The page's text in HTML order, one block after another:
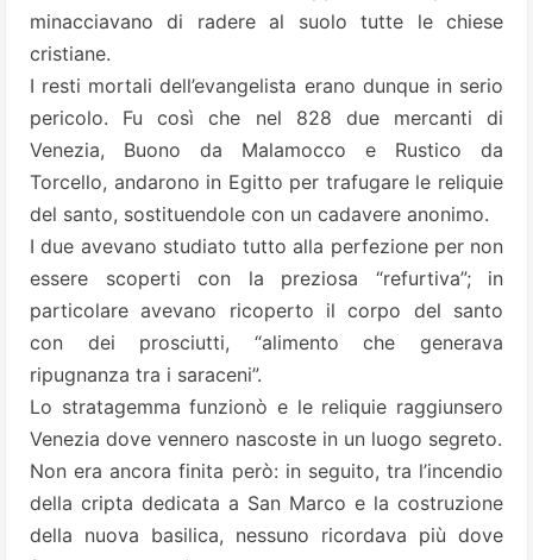
minacciavano di radere al suolo tutte le chiese
cristiane.
I resti mortali dell’evangelista erano dunque in serio
pericolo. Fu così che nel 828 due mercanti di
Venezia, Buono da Malamocco e Rustico da
Torcello, andarono in Egitto per trafugare le reliquie
del santo, sostituendole con un cadavere anonimo.
I due avevano studiato tutto alla perfezione per non
essere scoperti con la preziosa “refurtiva”; in
particolare avevano ricoperto il corpo del santo
con dei prosciutti, “alimento che generava
ripugnanza tra i saraceni”.
Lo stratagemma funzionò e le reliquie raggiunsero
Venezia dove vennero nascoste in un luogo segreto.
Non era ancora finita però: in seguito, tra l’incendio
della cripta dedicata a San Marco e la costruzione
della nuova basilica, nessuno ricordava più dove